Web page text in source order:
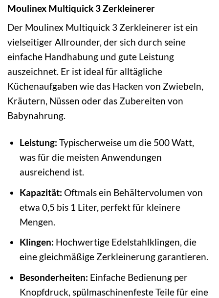
Moulinex Multiquick 3 Zerkleinerer
Der Moulinex Multiquick 3 Zerkleinerer ist ein
vielseitiger Allrounder, der sich durch seine
einfache Handhabung und gute Leistung
auszeichnet. Er ist ideal für alltägliche
Küchenaufgaben wie das Hacken von Zwiebeln,
Kräutern, Nüssen oder das Zubereiten von
Babynahrung.
Leistung: Typischerweise um die 500 Watt,
was für die meisten Anwendungen
ausreichend ist.
Kapazität: Oftmals ein Behältervolumen von
etwa 0,5 bis 1 Liter, perfekt für kleinere
Mengen.
Klingen: Hochwertige Edelstahlklingen, die
eine gleichmäßige Zerkleinerung garantieren.
Besonderheiten: Einfache Bedienung per
Knopfdruck, spülmaschinenfeste Teile für eine